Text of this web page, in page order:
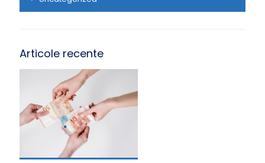
Articole recente